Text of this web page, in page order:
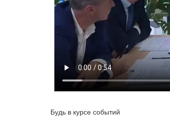
Будь в курсе событий